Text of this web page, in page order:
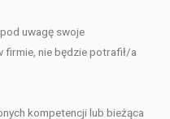
uwagę swoje
firmie, nie będzie potrafił/a
kompetencji lub bieżąca